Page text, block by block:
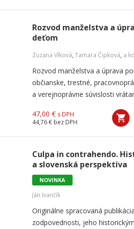
Rozvod manželstva a
deťom
Zuzana Vlková, Tamara Čipková, a
Rozvod manželstva a úprava
občianske, trestné,
a verejnoprávne súvislosti
47,00 € s DPH
44,76 € bez DPH
Culpa in contrahendo.
a slovenská perspektíva
NOVINKA
Ján Ivančík
Originálne spracovaná
zodpovednosti, jeho